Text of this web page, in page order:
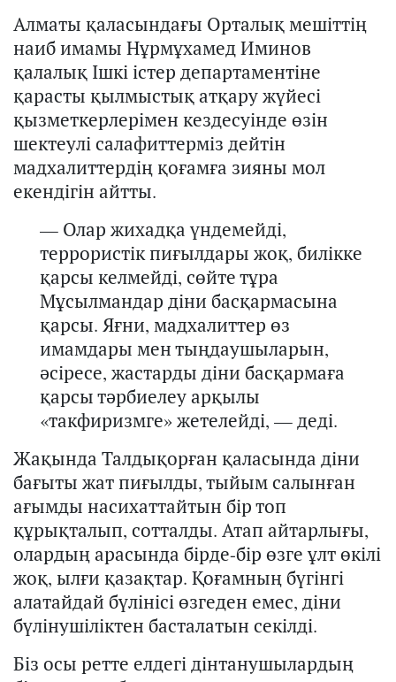
Алматы қаласындағы Орталық мешіттің
наиб имамы Нұрмұхамед Иминов
қалалық Ішкі істер департаментіне
қарасты қылмыстық атқару жүйесі
қызметкерлерімен кездесуінде өзін
шектеулі салафиттерміз дейтін
мадхалиттердіңқоғамға зияны мол
екендігін айтты.
— Олар жихадқа үндемейді,
террористік пиғылдары жоқ, билікке
қарсы келмейді, сөйте тұра
Мұсылмандар діни басқармасына
қарсы. Яғни, мадхалиттер өз
имамдары мен тыңдаушыларын,
әсіресе, жастарды діни басқармаға
қарсы тәрбиелеу арқылы
«такфиризмге» жетелейді, —деді.
Жақында Талдықорған қаласында діни
бағыты жат пиғылды,тыйым салынған
ағымды насихаттайтын бір топ
құрықталып, сотталды. Атап айтарлығы,
олардың арасында бірде-бір өзге ұлт өкілі
жоқ, ылғи қазақтар. Қоғамның бүгінгі
алатайдай бүлінісі өзгеден емес, діни
бүлінушіліктен басталатын секілді.
Біз осы ретте елдегі дінтанушылардың